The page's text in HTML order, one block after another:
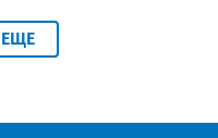
от ведущих
прошлых лет и
Оренбургской